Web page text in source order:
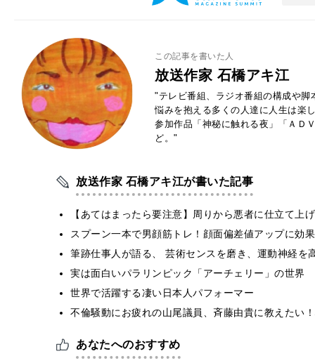
この記事を書いた人
放送作家 石橋アキ江
"テレビ番組、ラジオ番組の構成や
悩みを抱える多くの人達に人生は楽
参加作品「神秘に触れる夜」「ＡＤ
ど。"
放送作家 石橋アキ江が書いた記事
【あてはまったら要注意】周りから悪者に仕立て上
スプーン一本で男顔筋トレ！顔面偏差値アップに効
筆跡仕事人が語る、 芸術センスを磨き、運動神経を
実は面白いパラリンピック「アーチェリー」の世界
世界で活躍する凄い日本人パフォーマー
不倫騒動にお疲れの山尾議員、斉藤由貴に教えたい
あなたへのおすすめ